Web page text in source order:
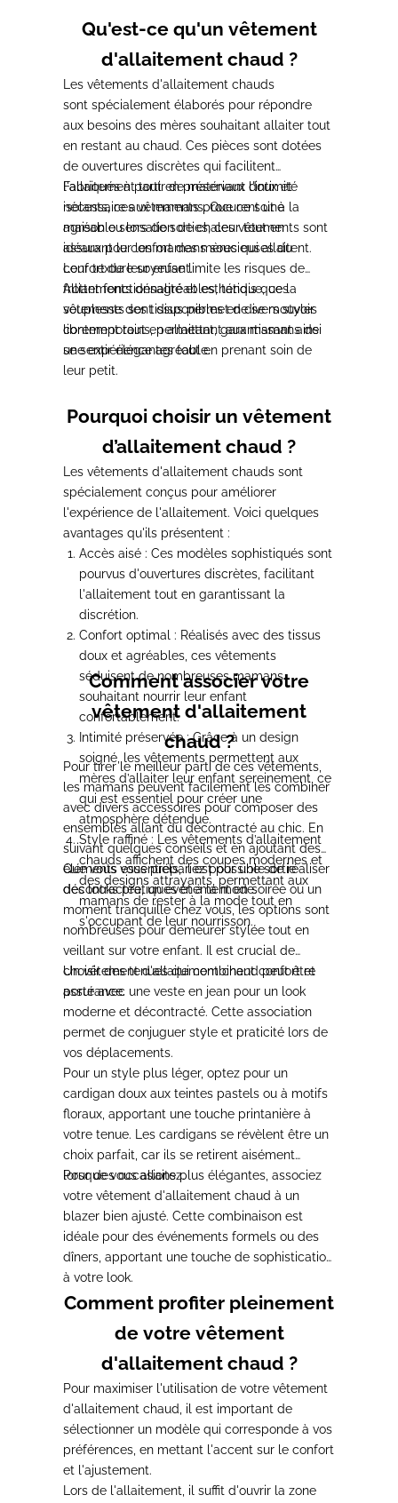
Qu'est-ce qu'un vêtement
d'allaitement chaud ?
Les vêtements d'allaitement chauds
sont spécialement élaborés pour répondre
aux besoins des mères souhaitant allaiter tout
en restant au chaud. Ces pièces sont dotées
de ouvertures discrètes qui facilitent
l'allaitement tout en préservant l'intimité
nécessaire aux mamans.Que ce soit à la
maison ou lors de sorties, ces vêtements sont
idéaux pour les mamans soucieuses du
confort de leur enfant.
Fabriqués à partir de matériaux doux et
isolants,ces vêtements procurent une
agréable sensation de chaleur tout en
assurant le confort des mères qui allaitent.
Leur texture soyeuselimite les risques de
frottements désagréables, tandis que la
souplesse des tissus permet de se mouvoir
librement tout en allaitant, garantissant ainsi
une expérience agréable.
Alliant fonctionnalité et esthétique, ces
vêtements sont disponibles en divers styles
contemporains, permettant aux mamans de
se sentir élégantes tout en prenant soin de
leur petit.
Pourquoi choisir un vêtement
d’allaitement chaud ?
Les vêtements d'allaitement chauds sont
spécialement conçus pour améliorer
l'expérience de l'allaitement. Voici quelques
avantages qu'ils présentent :
Accès aisé : Ces modèles sophistiqués sont
pourvus d'ouvertures discrètes, facilitant
l'allaitement tout en garantissant la
discrétion.
Confort optimal : Réalisés avec des tissus
doux et agréables, ces vêtements
séduisent de nombreuses mamans
souhaitant nourrir leur enfant
confortablement.
Intimité préservée :Grâce à un design
soigné, les vêtements permettent aux
mères d’allaiter leur enfant sereinement, ce
qui est essentiel pour créer une
atmosphère détendue.
Style raffiné : Les vêtements d’allaitement
chauds affichent des coupes modernes et
des designs attrayants, permettant aux
mamans de rester à la mode tout en
s'occupant de leur nourrisson.
Comment associer votre
vêtement d'allaitement
chaud ?
Pour tirer le meilleur parti de ces vêtements,
les mamans peuvent facilement les combiner
avec divers accessoires pour composer des
ensembles allant du décontracté au chic. En
suivant quelques conseils et en ajoutant des
éléments essentiels, il est possible de réaliser
des looks pratiques et à la mode.
Que vous vous prépariez pour une sortie
décontractée, un événement en soirée ou un
moment tranquille chez vous, les options sont
nombreusespour demeurer stylée tout en
veillant sur votre enfant. Il est crucial de
choisir des tenues qui combinent confort et
assurance.
Un vêtement d'allaitement chaud peut être
porté avec une veste en jean pour un look
moderne et décontracté. Cette association
permet de conjuguer style et praticité lors de
vos déplacements.
Pour un style plus léger, optez pour un
cardigan doux aux teintes pastels ou à motifs
floraux, apportant une touche printanière à
votre tenue. Les cardigans se révèlent être un
choix parfait, car ils se retirent aisément
lorsque vous allaitez.
Pour des occasions plus élégantes, associez
votre vêtement d'allaitement chaud à un
blazer bien ajusté. Cette combinaison est
idéale pour des événements formels ou des
dîners, apportant une touche de sophistication
à votre look.
Comment profiter pleinement
de votre vêtement
d'allaitement chaud ?
Pour maximiser l'utilisation de votre vêtement
d'allaitement chaud, il est important de
sélectionner un modèle qui corresponde à vos
préférences, en mettant l'accent sur le confort
et l'ajustement.
Lors de l'allaitement, il suffit d'ouvrir la zone